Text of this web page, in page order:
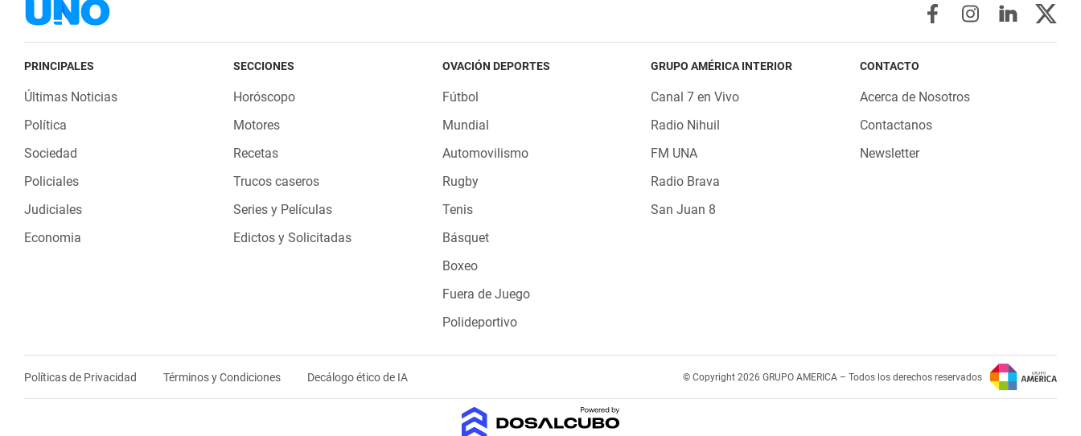
PRINCIPALES
Últimas Noticias
Política
Sociedad
Policiales
Judiciales
Economia
SECCIONES
Horóscopo
Motores
Recetas
Trucos caseros
Series y Películas
Edictos y Solicitadas
OVACIÓN DEPORTES
Fútbol
Mundial
Automovilismo
Rugby
Tenis
Básquet
Boxeo
Fuera de Juego
Polideportivo
GRUPO AMÉRICA INTERIOR
Canal 7 en Vivo
Radio Nihuil
FM UNA
Radio Brava
San Juan 8
CONTACTO
Acerca de Nosotros
Contactanos
Newsletter
Políticas de Privacidad Términos y Condiciones Decálogo ético de IA © Copyright 2026 GRUPO AMERICA – Todos los derechos reservados